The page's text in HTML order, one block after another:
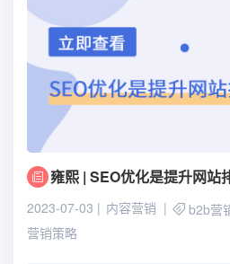
雍熙 | SEO优化是提升网站
2023-07-03 内容营销 b2b营
营销策略